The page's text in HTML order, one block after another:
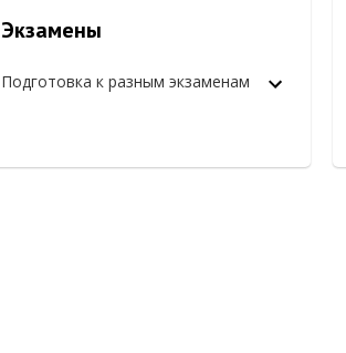
Экзамены
Подготовка к разным экзаменам